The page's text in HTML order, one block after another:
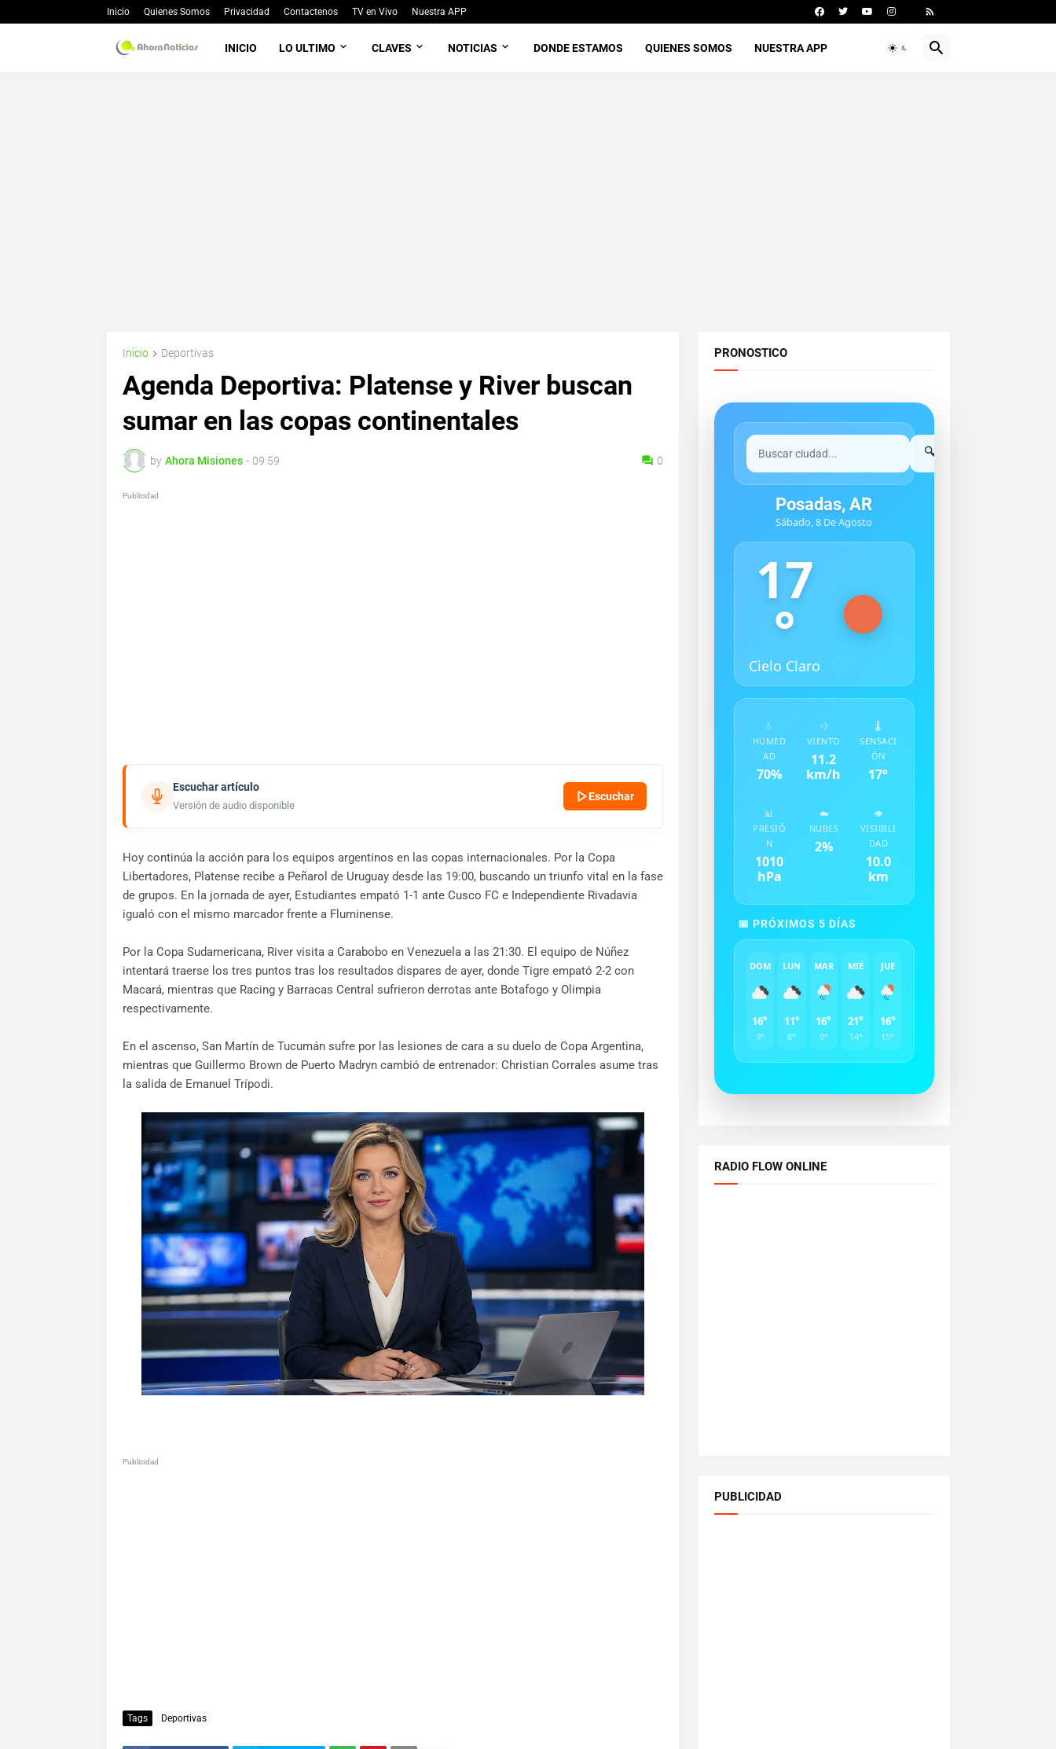
Inicio Quienes Somos Privacidad Contactenos TV en Vivo Nuestra APP
INICIO LO ULTIMO CLAVES NOTICIAS DONDE ESTAMOS QUIENES SOMOS NUESTRA APP
Inicio Deportivas
Agenda Deportiva: Platense y River buscan
sumar en las copas continentales
by Ahora Misiones - 09:59 0
Publicidad
Escuchar artículo
Versión de audio disponible
Escuchar
Hoy continúa la acción para los equipos argentinos en las copas internacionales. Por la Copa
Libertadores, Platense recibe a Peñarol de Uruguay desde las 19:00, buscando un triunfo vital en la fase
de grupos. En la jornada de ayer, Estudiantes empató 1-1 ante Cusco FC e Independiente Rivadavia
igualó con el mismo marcador frente a Fluminense.
Por la Copa Sudamericana, River visita a Carabobo en Venezuela a las 21:30. El equipo de Núñez
intentará traerse los tres puntos tras los resultados dispares de ayer, donde Tigre empató 2-2 con
Macará, mientras que Racing y Barracas Central sufrieron derrotas ante Botafogo y Olimpia
respectivamente.
En el ascenso, San Martín de Tucumán sufre por las lesiones de cara a su duelo de Copa Argentina,
mientras que Guillermo Brown de Puerto Madryn cambió de entrenador: Christian Corrales asume tras
la salida de Emanuel Trípodi.
Publicidad
Tags Deportivas
PRONOSTICO
🔍
Posadas, AR
Sábado, 8 De Agosto
17
°
Cielo Claro
💧
HUMED
AD
70%
💨
VIENTO
11.2
km/h
🌡️
SENSACI
ÓN
17°
📊
PRESIÓ
N
1010
hPa
☁️
NUBES
2%
👁️
VISIBILI
DAD
10.0
km
📅 PRÓXIMOS 5 DÍAS
DOM
16°
9°
LUN
11°
8°
MAR
16°
9°
MIÉ
21°
14°
JUE
16°
15°
RADIO FLOW ONLINE
PUBLICIDAD